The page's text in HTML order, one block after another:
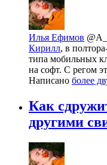
Илья Ефимов
Кирилл, в
типа мобильных
на софт. С регом
Написано более
Как
другими